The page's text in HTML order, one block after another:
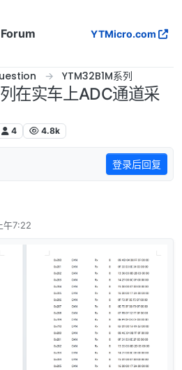
YTMicro.com
YTM32B1M系列
在实车上ADC通道采
4 4.8k
登录后回复
午7:22